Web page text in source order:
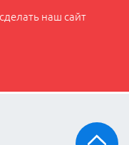
наш сайт